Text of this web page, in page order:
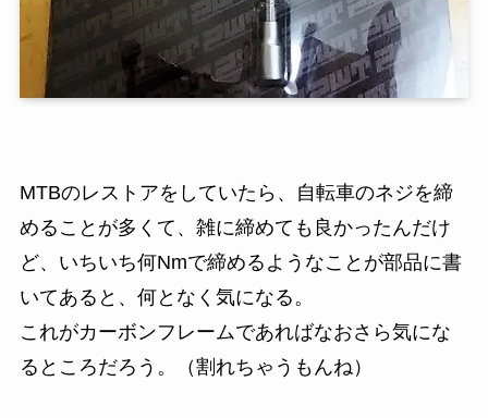
MTBのレストアをしていたら、自転車のネジを締
めることが多くて、雑に締めても良かったんだけ
ど、いちいち何Nmで締めるようなことが部品に書
いてあると、何となく気になる。
これがカーボンフレームであればなおさら気にな
るところだろう。（割れちゃうもんね）